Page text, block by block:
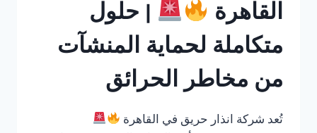
القاهرة
| حلول
متكاملة لحماية المنشآت
من مخاطر الحرائق
تُعد شركة انذار حريق في القاهرة